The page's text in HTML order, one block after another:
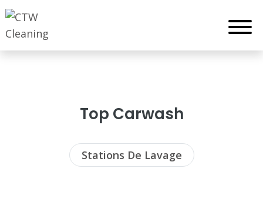
Top Carwash
Stations De Lavage